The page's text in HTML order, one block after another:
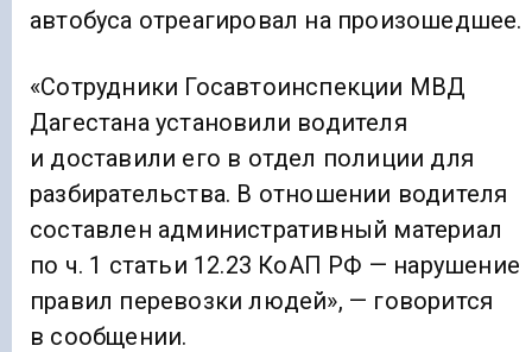
автобуса отреагировал на произошедшее.
«Сотрудники Госавтоинспекции МВД
Дагестана установили водителя
и доставили его в отдел полиции для
разбирательства. В отношении водителя
составлен административный материал
по ч. 1 статьи 12.23 КоАП РФ — нарушение
правил перевозки людей», — говорится
в сообщении.